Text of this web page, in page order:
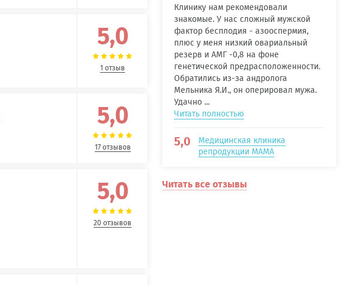
5,0
1 отзыв
5,0
17 отзывов
5,0
20 отзывов
Клинику нам рекомендовали
знакомые. У нас сложный мужской
фактор бесплодия - азооспермия,
плюс у меня низкий овариальный
резерв и АМГ -0,8 на фоне
генетической предрасположенности.
Обратились из-за андролога
Мельника Я.И., он оперировал мужа.
Удачно ...
Читать полностью
5,0
Медицинская клиника
репродукции МАМА
Читать все отзывы